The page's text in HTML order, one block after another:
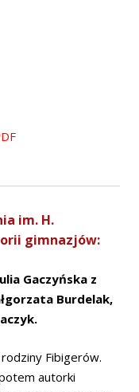
im. H.
gimnazjów:
Gaczyńska z
Burdelak,
Fibigerów.
autorki